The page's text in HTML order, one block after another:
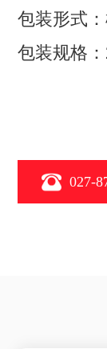
包装形式
包装规格
027-